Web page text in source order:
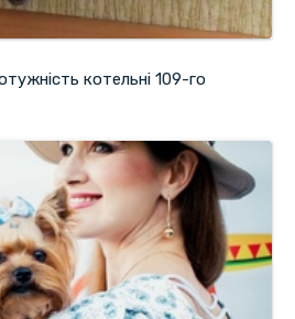
котельні 109-го